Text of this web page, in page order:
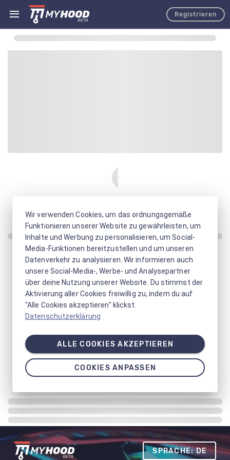
Registrieren
SPRACHE: DE
Wir verwenden Cookies, um das ordnungsgemäße
Funktionieren unserer Website zu gewährleisten, um
Inhalte und Werbung zu personalisieren, um Social-
Media-Funktionen bereitzustellen und um unseren
Datenverkehr zu analysieren. Wir informieren auch
unsere Social-Media-, Werbe- und Analysepartner
über deine Nutzung unserer Website. Du stimmst der
Aktivierung aller Cookies freiwillig zu, indem du auf
"Alle Cookies akzeptieren" klickst.
Datenschutzerklärung
ALLE COOKIES AKZEPTIEREN
COOKIES ANPASSEN